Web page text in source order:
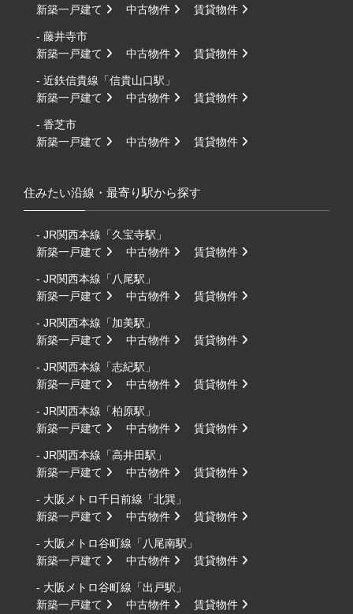
新築一戸建て
中古物件 賃貸物件
- 藤井寺市
新築一戸建て
中古物件 賃貸物件
- 近鉄信貴線「信貴山口駅」
新築一戸建て
中古物件 賃貸物件
- 香芝市
新築一戸建て
中古物件 賃貸物件
住みたい沿線・最寄り駅から探す
- JR関西本線「久宝寺駅」
新築一戸建て
中古物件 賃貸物件
- JR関西本線「八尾駅」
新築一戸建て
中古物件 賃貸物件
- JR関西本線「加美駅」
新築一戸建て
中古物件 賃貸物件
- JR関西本線「志紀駅」
新築一戸建て
中古物件 賃貸物件
- JR関西本線「柏原駅」
新築一戸建て
中古物件 賃貸物件
- JR関西本線「高井田駅」
新築一戸建て
中古物件 賃貸物件
- 大阪メトロ千日前線「北巽」
新築一戸建て
中古物件 賃貸物件
- 大阪メトロ谷町線「八尾南駅」
新築一戸建て
中古物件 賃貸物件
- 大阪メトロ谷町線「出戸駅」
新築一戸建て
中古物件 賃貸物件